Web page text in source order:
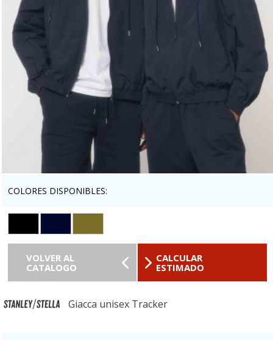
COLORES DISPONIBLES:
VOLVER AL
CATALOGO
CALCULAR
ESTIMADO
Giacca unisex Tracker